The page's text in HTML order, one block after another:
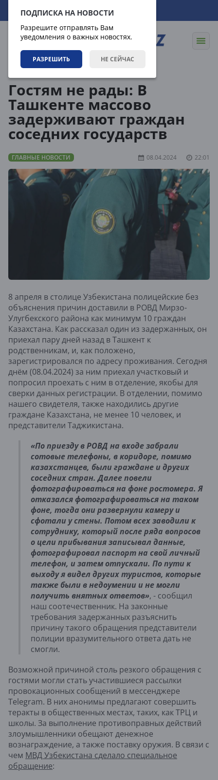
ПОДПИСКА НА НОВОСТИ
Разрешите отправлять Вам
уведомления о важных новостях.
РАЗРЕШИТЬ НЕ СЕЙЧАС
07.08.2026 16:01:46
Гостям не рады: В
Ташкенте массово
задерживают граждан
соседних государств
ГЛАВНЫЕ НОВОСТИ 08.04.2024 22:01
8 апреля в столице Узбекистана полицейские без
объяснения причин доставили в РОВД Мирзо-
Улугбекского района как минимум 10 граждан
Казахстана. Как рассказал один из задержанных, он
приехал пару дней назад в Ташкент к
родственникам, и, как положено,
зарегистрировался по адресу проживания. Сегодня
днём (08.04.2024) за ним приехал участковый и
попросил проехать с ним в отделение, якобы для
сверки данных регистрации. В отделении, помимо
нашего свидетеля, также находились другие
граждане Казахстана, не менее 10 человек, и
представители Таджикистана.
«По приезду в РОВД на входе забрали
сотовые телефоны, в коридоре, помимо
казахстанцев, были граждане и других
соседних стран. Далее повели
фотографироваться на фоне ростомера. Я
отказался фотографироваться на таком
фоне, тогда они развернули камеру и
сфотали у стены. Потом всех заводили к
сотруднику, который после ряда вопросов
о цели прибывания записывал данные,
фотографировал паспорт на свой личный
телефон, и затем отпускали. По пути к
выходу я видел других туристов, которые
также были в недоумении и не могли
получить внятных ответов», - сообщил
наш соотечественник. На законные
требования задержанных разъяснить
причину такого обращения представители
полиции вразумительного ответа дать не
смогли.
Возможной причиной столь резкого обращения с
гостями могли стать участившиеся рассылки
провокационных сообщений в мессенджере
Telegram. В них анонимы предлагают совершить
теракты в общественных местах, таких, как ТРЦ и
школы. За выполнение противоправных действий
злоумышленники обещают денежное
вознаграждение, а также поставку оружия. В связи с
чем МВД Узбекистана сделало специальное
обращение: